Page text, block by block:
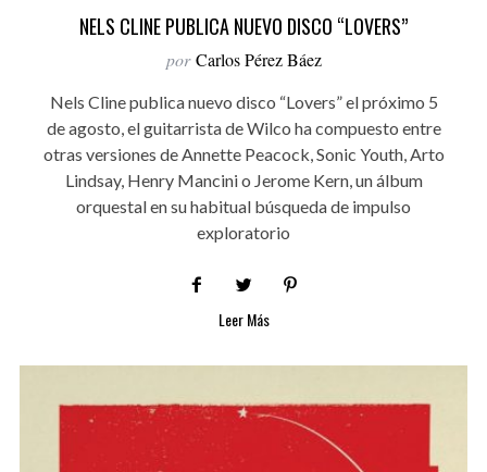
NELS CLINE PUBLICA NUEVO DISCO “LOVERS”
por Carlos Pérez Báez
Nels Cline publica nuevo disco “Lovers” el próximo 5
de agosto, el guitarrista de Wilco ha compuesto entre
otras versiones de Annette Peacock, Sonic Youth, Arto
Lindsay, Henry Mancini o Jerome Kern, un álbum
orquestal en su habitual búsqueda de impulso
exploratorio
Leer Más